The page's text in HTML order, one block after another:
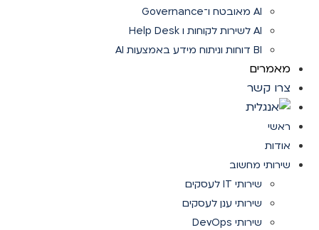
AI מאובטח ו־Governance
AI לשירות לקוחות ו Help Desk
BI דוחות וניתוח מידע באמצעות AI
מאמרים
צרו קשר
ראשי
אודות
שירותי מחשוב
שירותי IT לעסקים
שירותי ענן לעסקים
שירותי DevOps